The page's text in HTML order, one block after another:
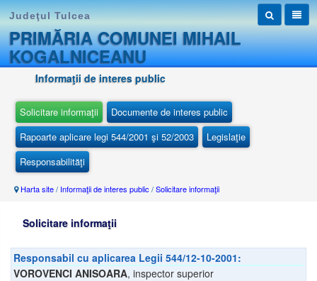
Judeţul Tulcea
PRIMĂRIA COMUNEI MIHAIL
KOGALNICEANU
Informaţii de interes public
Solicitare informaţii
Documente de interes public
Rapoarte aplicare legi 544/2001 şi 52/2003
Legislaţie
Responsabilităţi
Harta site/ Informaţii de interes public /Solicitare informaţii
Solicitare informaţii
Responsabil cu aplicarea Legii 544/12-10-2001:
VOROVENCI ANISOARA, inspector superior